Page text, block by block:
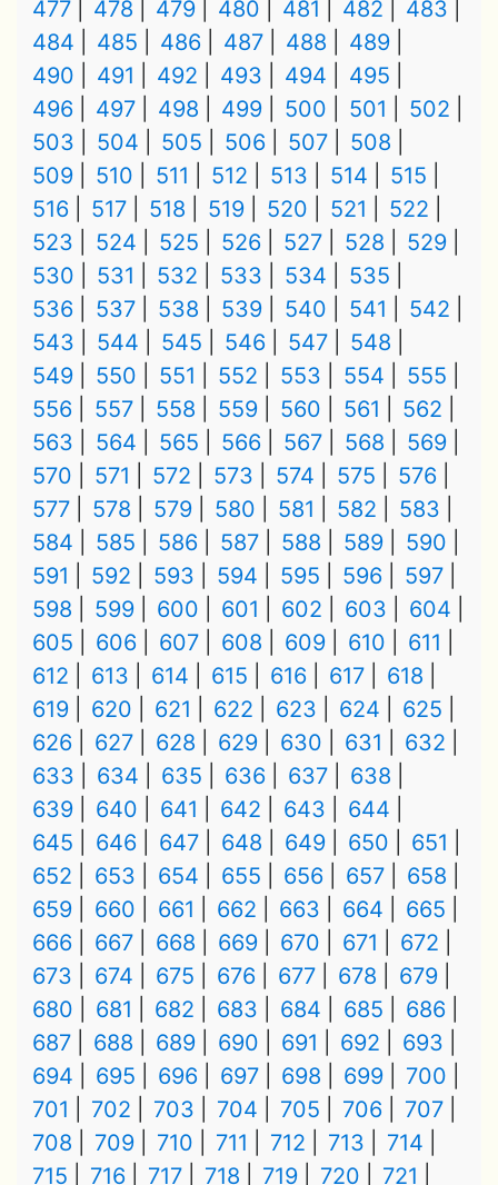
477 478 479 480 481 482
483
484
485 486 487 488
489
490
491 492 493 494
495
496
497 498 499 500 501
502
503
504 505 506 507
508
509
510 511 512 513 514
515
516
517 518 519 520 521
522
523
524 525 526 527 528
529
530
531 532 533 534
535
536
537 538 539 540 541
542
543
544 545 546 547
548
549
550 551 552 553 554
555
556
557 558 559 560 561
562
563
564 565 566 567 568
569
570
571 572 573 574 575
576
577
578 579 580 581 582
583
584
585 586 587 588 589
590
591
592 593 594 595 596
597
598
599 600 601 602 603
604
605
606 607 608 609 610
611
612
613 614 615 616 617
618
619
620 621 622 623 624
625
626
627 628 629 630 631
632
633
634 635 636 637
638
639
640 641 642 643
644
645
646 647 648 649 650
651
652
653 654 655 656 657
658
659
660 661 662 663 664
665
666
667 668 669 670 671
672
673
674 675 676 677 678
679
680
681 682 683 684 685
686
687
688 689 690 691 692
693
694
695 696 697 698 699
700
701
702 703 704 705 706
707
708
709 710 711 712 713
714
715
716 717 718 719 720
721